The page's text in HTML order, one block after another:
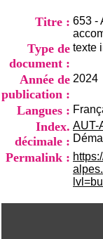
Titre : 653 -
Type de
document :
texte
Année de
publication :
2024
Langues :
Index.
décimale :
AUT-
Permalink :